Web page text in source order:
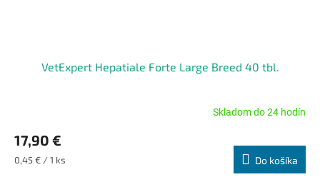
VetExpert Hepatiale Forte Large Breed 40 tbl.
produktu
je
5,0
Skladom do 24 hodín
17,90 €
Jednotková
0,45 € / 1 ks Do košíka